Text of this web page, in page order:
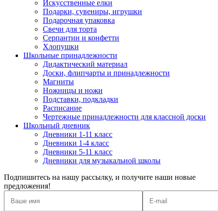
Искусственные елки
Подарки, сувениры, игрушки
Подарочная упаковка
Свечи для торта
Серпантин и конфетти
Хлопушки
Школьные принадлежности
Дидактический материал
Доски, флипчарты и принадлежности
Магниты
Ножницы и ножи
Подставки, подкладки
Расписание
Чертежные принадлежности для классной доски
Школьный дневник
Дневники 1-11 класс
Дневники 1-4 класс
Дневники 5-11 класс
Дневники для музыкальной школы
Подпишитесь на нашу рассылку, и получите наши новые
предложения!